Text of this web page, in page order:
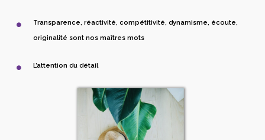
Transparence, réactivité, compétitivité, dynamisme, écoute,
originalité sont nos maîtres mots
L’attention du détail